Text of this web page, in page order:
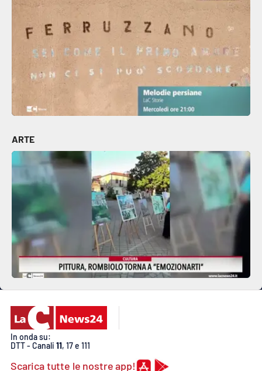
ARTE
In onda su:
DTT - Canali 11, 17 e 111
Scarica tutte le nostre app!